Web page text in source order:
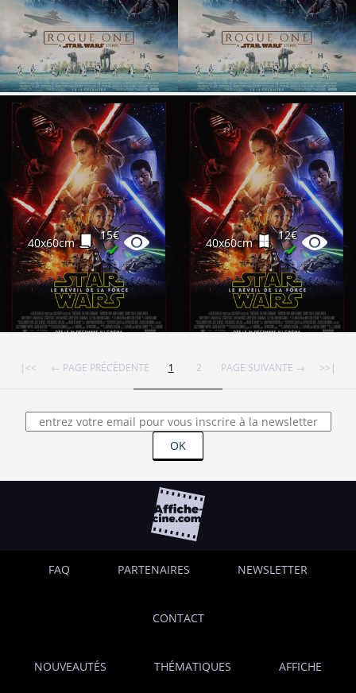
40x60cm
15€
✔ 40x60cm
12€
✔
|<< ← PAGE PRÉCÉDENTE 1 2 PAGE SUIVANTE → >>|
OK
FAQ PARTENAIRES NEWSLETTER
CONTACT
NOUVEAUTÉS THÉMATIQUES AFFICHE